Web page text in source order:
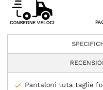
CONSEGNE VELOCI
Pantaloni tuta taglie